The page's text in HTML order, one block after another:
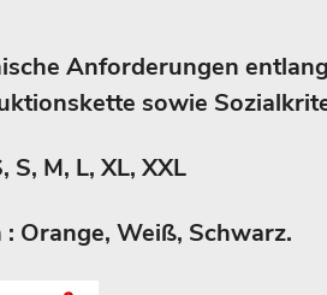
Anforderungen
sowie
M, L, XL, XXL
Orange, Weiß, Schwarz.